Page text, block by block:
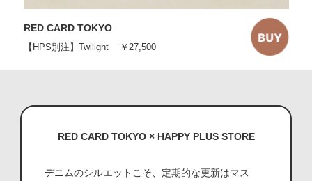
RED CARD TOKYO
【HPS別注】Twilight ￥27,500
RED CARD TOKYO × HAPPY PLUS STORE
デニムのシルエットこそ、定期的な更新はマス